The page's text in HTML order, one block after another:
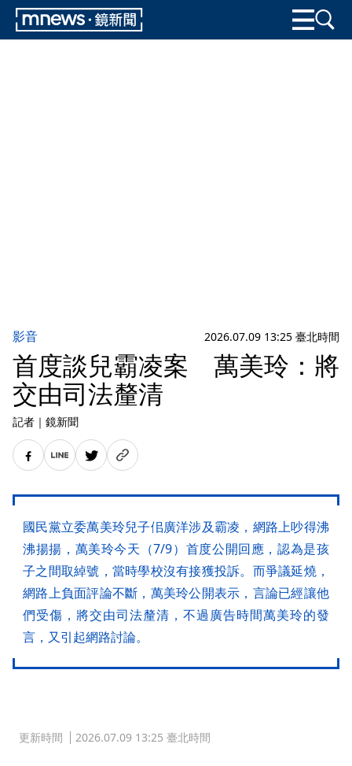
影音 2026.07.09 13:25 臺北時間
首度談兒霸凌案 萬美玲：將
交由司法釐清
記者 ｜ 鏡新聞
國民黨立委萬美玲兒子佀廣洋涉及霸凌，網路上吵得沸
沸揚揚，萬美玲今天（7/9）首度公開回應，認為是孩
子之間取綽號，當時學校沒有接獲投訴。而爭議延燒，
網路上負面評論不斷，萬美玲公開表示，言論已經讓他
們受傷，將交由司法釐清，不過廣告時間萬美玲的發
言，又引起網路討論。
更新時間 2026.07.09 13:25 臺北時間